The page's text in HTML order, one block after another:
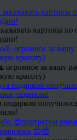
картины по
огромное за вашу
красоту)
подарком